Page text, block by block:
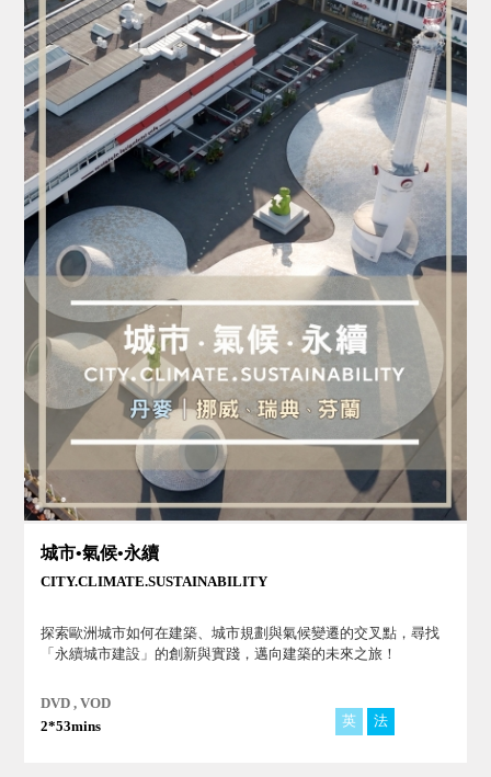
城市•氣候•永續
CITY.CLIMATE.SUSTAINABILITY
探索歐洲城市如何在建築、城市規劃與氣候變遷的交叉點，尋找
「永續城市建設」的創新與實踐，邁向建築的未來之旅！
DVD , VOD
2*53mins
英 法